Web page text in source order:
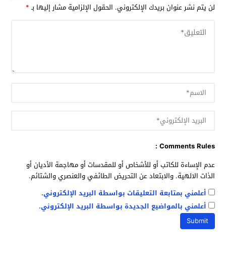
لن يتم نشر عنوان بريدك الإلكتروني. الحقول الإلزامية مشار إليها بـ*
Comments Rules :
عدم الإساءة للكاتب أو للأشخاص أو للمقدسات أو مهاجمة الأديان أو
الذات الالهية. والابتعاد عن التحريض الطائفي والعنصري والشتائم.
أعلمني بمتابعة التعليقات بواسطة البريد الإلكتروني.
أعلمني بالمواضيع الجديدة بواسطة البريد الإلكتروني.